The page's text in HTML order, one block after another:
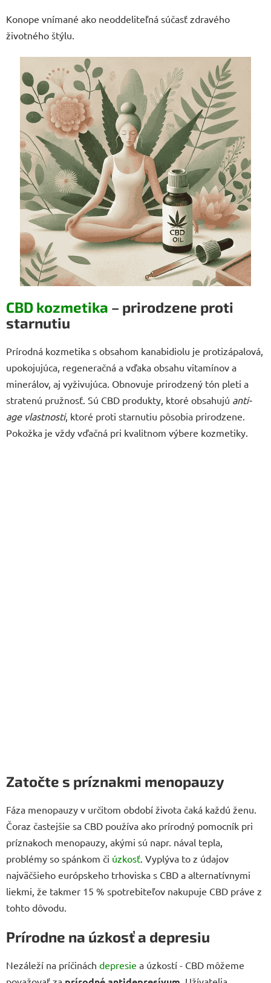
Konope vnímané ako neoddeliteľná súčasť zdravého
životného štýlu.
CBD kozmetika – prirodzene proti
starnutiu
Prírodná kozmetika s obsahom kanabidiolu je protizápalová,
upokojujúca, regeneračná a vďaka obsahu vitamínov a
minerálov, aj vyživujúca. Obnovuje prirodzený tón pleti a
stratenú pružnosť. Sú CBD produkty, ktoré obsahujú anti-
age vlastnosti, ktoré proti starnutiu pôsobia prirodzene.
Pokožka je vždy vďačná pri kvalitnom výbere kozmetiky.
Zatočte s príznakmi menopauzy
Fáza menopauzy v určitom období života čaká každú ženu.
Čoraz častejšie sa CBD používa ako prírodný pomocník pri
príznakoch menopauzy, akými sú napr. nával tepla,
problémy so spánkom či úzkosť . Vyplýva to z údajov
najväčšieho európskeho trhoviska s CBD a alternatívnymi
liekmi, že takmer 15 % spotrebiteľov nakupuje CBD práve z
tohto dôvodu.
Prírodne na úzkosť a depresiu
Nezáleží na príčinách depresie a úzkostí - CBD môžeme